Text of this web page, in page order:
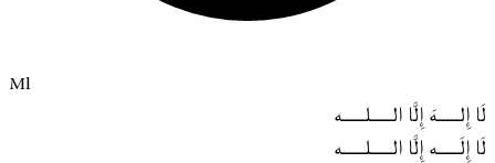
Ml
لَا إِلـــــهَ إِلَّا الـــــلـــــه
لَا إِلَـــــه إِلَّا الـــــلـــــه